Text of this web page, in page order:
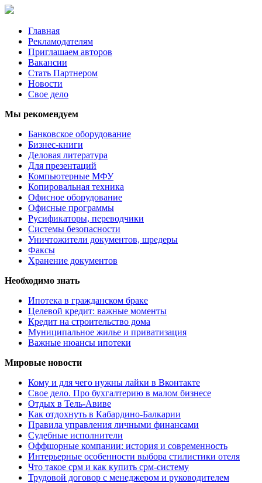
Главная
Рекламодателям
Приглашаем авторов
Вакансии
Стать Партнером
Новости
Свое дело
Мы рекомендуем
Банковское оборудование
Бизнес-книги
Деловая литература
Для презентаций
Компьютерные МФУ
Копировальная техника
Офисное оборудование
Офисные программы
Русификаторы, переводчики
Системы безопасности
Уничтожители документов, шредеры
Факсы
Хранение документов
Необходимо знать
Ипотека в гражданском браке
Целевой кредит: важные моменты
Кредит на строительство дома
Муниципальное жилье и приватизация
Важные нюансы ипотеки
Мировые новости
Кому и для чего нужны лайки в Вконтакте
Свое дело. Про бухгалтерию в малом бизнесе
Отдых в Тель-Авиве
Как отдохнуть в Кабардино-Балкарии
Правила управления личными финансами
Судебные исполнители
Оффшорные компании: история и современность
Интерьерные особенности выбора стилистики отеля
Что такое срм и как купить срм-систему
Трудовой договор с менеджером и руководителем